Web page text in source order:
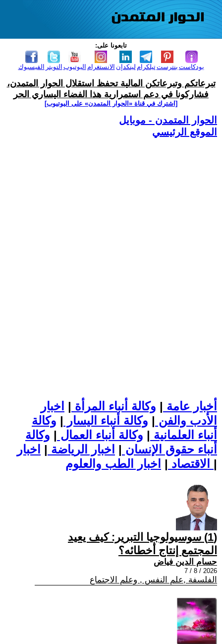
تابعونا على:
الفيسبوك التويتر اليوتيوب الانستغرام لينكدإن تيلكرامبنترست بودكاست
تبرعاتكم وتبرعاتكن المالية تحفظ استقلال الحوار المتمدن،
فشاركونا في دعم استمرارية هذا الفضاء اليساري الحر
[اشترك في قناة ‫«الحوار المتمدن» على اليوتيوب]
الحوار المتمدن - موبايل
الموقع الرئيسي
أخبار عامة | وكالة أنباء المرأة | اخبار
الأدب والفن | وكالة أنباء اليسار | وكالة
أنباء العلمانية | وكالة أنباء العمال | وكالة
أنباء حقوق الإنسان | اخبار الرياضة | اخبار
الاقتصاد | |
(1) سوسيولوجيا التبرير: كيف يعيد
المجتمع إنتاج أخطائه؟
حسام الدين فياض
2026 / 8 / 7
الفلسفة ,علم النفس , وعلم الاجتماع